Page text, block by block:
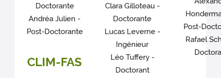
Doctorante
Andréa Julien -
Post-Doctorante
CLIM-FAS
Clara Gilloteau -
Doctorante
Lucas Leverne -
Ingénieur
Léo Tuffery -
Doctorant
Post-
Rafael